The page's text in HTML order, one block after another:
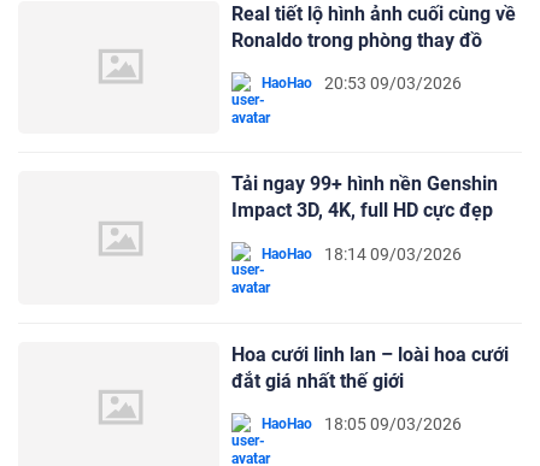
Real tiết lộ hình ảnh cuối cùng về
Ronaldo trong phòng thay đồ
HaoHao 20:53 09/03/2026
Tải ngay 99+ hình nền Genshin
Impact 3D, 4K, full HD cực đẹp
HaoHao 18:14 09/03/2026
Hoa cưới linh lan – loài hoa cưới
đắt giá nhất thế giới
HaoHao 18:05 09/03/2026